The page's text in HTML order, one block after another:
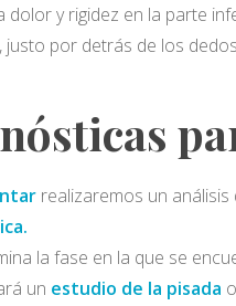
dolor y rigidez en la parte
justo por detrás de los
realizaremos un
la fase en la que se
un estudio de la pisada